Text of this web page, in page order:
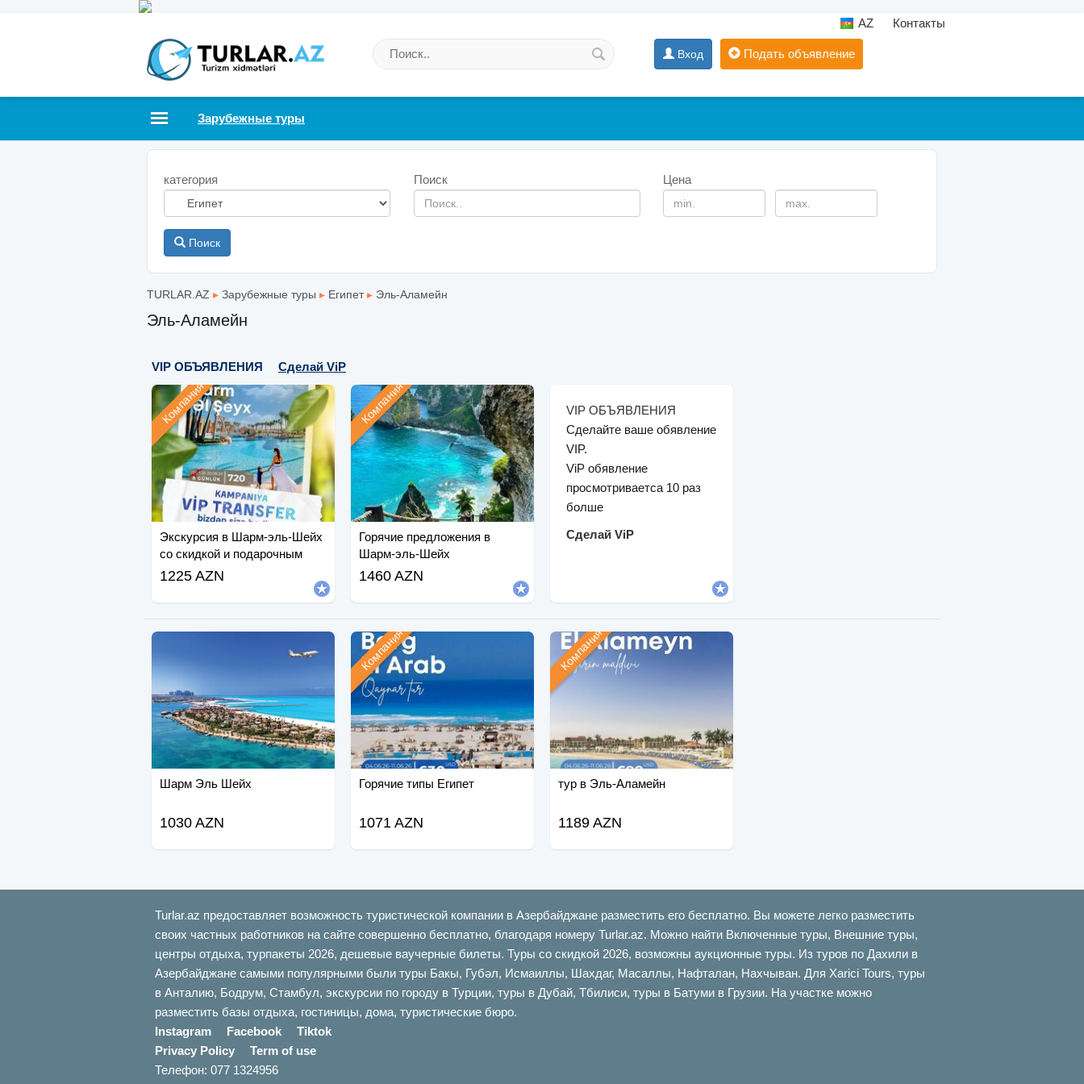
AZ Контакты
Вход Подать объявление
Зарубежные туры
категория Поиск Цена
Поиск
TURLAR.AZ ▸ Зарубежные туры ▸ Египет ▸ Эль-Аламейн
Эль-Аламейн
VIP ОБЪЯВЛЕНИЯ Сделай ViP
Экскурсия в Шарм-эль-Шейх
со скидкой и подарочным
сертификатом.
Компания
1225 AZN
Горячие предложения в
Шарм-эль-Шейх
Компания
1460 AZN
VIP ОБЪЯВЛЕНИЯ
Сделайте ваше обявление
VIP.
ViP обявление
просмотриваетса 10 раз
болше
Сделай ViP
Шарм Эль Шейх
1030 AZN
Горячие типы Египет
Компания
1071 AZN
тур в Эль-Аламейн
Компания
1189 AZN
Turlar.az предоставляет возможность туристической компании в Азербайджане разместить его бесплатно. Вы можете легко разместить
своих частных работников на сайте совершенно бесплатно, благодаря номеру Turlar.az. Можно найти Включенные туры, Внешние туры,
центры отдыха, турпакеты 2026, дешевые ваучерные билеты. Туры со скидкой 2026, возможны аукционные туры. Из туров по Дахили в
Азербайджане самыми популярными были туры Бакы, Губəл, Исмаиллы, Шахдаг, Масаллы, Нафталан, Нахчыван. Для Xarici Tours, туры
в Анталию, Бодрум, Стамбул, экскурсии по городу в Турции, туры в Дубай, Тбилиси, туры в Батуми в Грузии. На участке можно
разместить базы отдыха, гостиницы, дома, туристические бюро.
Instagram
Facebook
Tiktok
Privacy Policy
Term of use
Телефон: 077 1324956